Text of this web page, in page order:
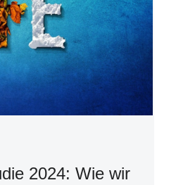
2024: Wie wir